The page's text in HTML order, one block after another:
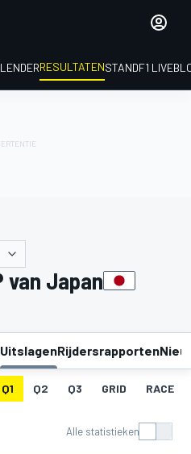
RESULTATENSTANDF1
van Japan
UitslagenRijdersrapporten
Q1 Q2 Q3 GRID RACE
Alle statistieken